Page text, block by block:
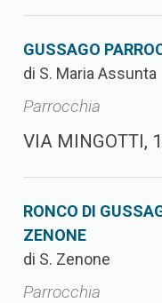
GUSSAGO
di S. Maria Assunta
Parrocchia
VIA MINGOTTI,
RONCO DI
ZENONE
di S. Zenone
Parrocchia